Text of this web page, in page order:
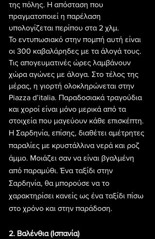
της πόλης. Η απόσταση που
πραγματοποιεί η παρέλαση
υπολογίζεται περίπου στα 2 χλμ.
Το εντυπωσιακό στην πομπή αυτή είναι
οι 300 καβαλάρηδες με τα άλογά τους.
Τις απογευματινές ώρες λαμβάνουν
χώρα αγώνες με άλογα. Στο τέλος της
μέρας, η γιορτή ολοκληρώνεται στην
Piazza d’italia. Παραδοσιακά τραγούδια
και χοροί είναι μόνο μερικά από τα
στοιχεία που μαγεύουν κάθε επισκέπτη.
Η Σαρδηνία, επίσης, διαθέτει αμέτρητες
παραλίες με κρυστάλλινα νερά και ροζ
άμμο. Μοιάζει σαν να είναι βγαλμένη
από παραμύθι. Ένα ταξίδι στην
Σαρδηνία, θα μπορούσε να το
χαρακτηρίσει κανείς ως ένα ταξίδι πίσω
στο χρόνο και στην παράδοση.
2. Βαλένθια (Ισπανία)